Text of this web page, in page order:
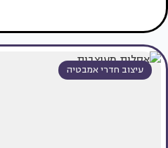
עיצוב חדרי אמבטיה